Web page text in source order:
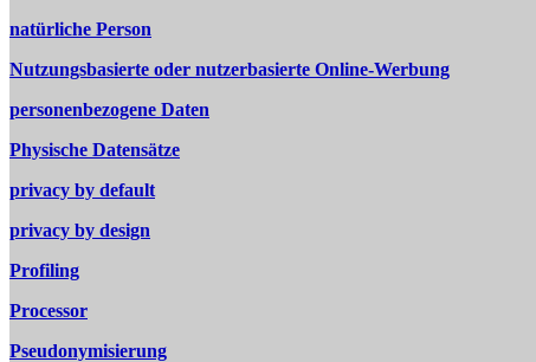
natürliche Person
Nutzungsbasierte oder nutzerbasierte Online-Werbung
personenbezogene Daten
Physische Datensätze
privacy by default
privacy by design
Profiling
Processor
Pseudonymisierung